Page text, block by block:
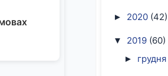
► 2020 (42)
▼ 2019 (60)
► грудня